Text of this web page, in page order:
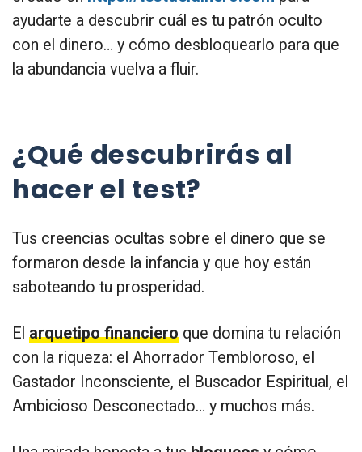
ayudarte a descubrir cuál es tu patrón oculto
con el dinero… y cómo desbloquearlo para que
la abundancia vuelva a fluir.
¿Qué descubrirás al
hacer el test?
Tus creencias ocultas sobre el dinero que se
formaron desde la infancia y que hoy están
saboteando tu prosperidad.
El arquetipo financiero que domina tu relación
con la riqueza: el Ahorrador Tembloroso, el
Gastador Inconsciente, el Buscador Espiritual, el
Ambicioso Desconectado… y muchos más.